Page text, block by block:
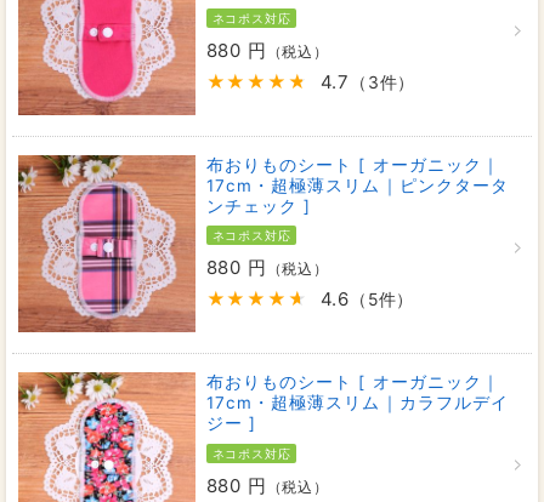
ネコポス対応
880 円 （税込）
4.7 （3件）
布おりものシート [ オーガニック｜
17cm・超極薄スリム｜ピンクタータ
ンチェック ]
ネコポス対応
880 円 （税込）
4.6 （5件）
布おりものシート [ オーガニック｜
17cm・超極薄スリム｜カラフルデイ
ジー ]
ネコポス対応
880 円 （税込）